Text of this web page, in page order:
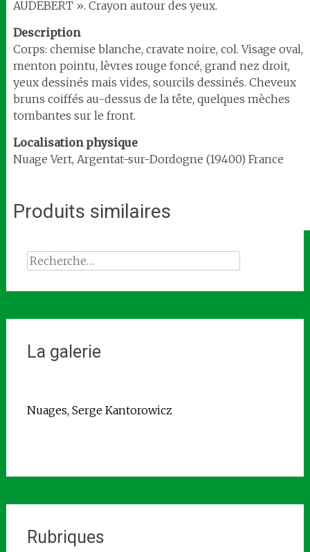
AUDEBERT ». Crayon autour des yeux.
Description
Corps: chemise blanche, cravate noire, col. Visage oval,
menton pointu, lèvres rouge foncé, grand nez droit,
yeux dessinés mais vides, sourcils dessinés. Cheveux
bruns coiffés au-dessus de la tête, quelques mèches
tombantes sur le front.
Localisation physique
Nuage Vert, Argentat-sur-Dordogne (19400) France
Produits similaires
Rechercher :
La galerie
Nuages, Serge Kantorowicz
Rubriques